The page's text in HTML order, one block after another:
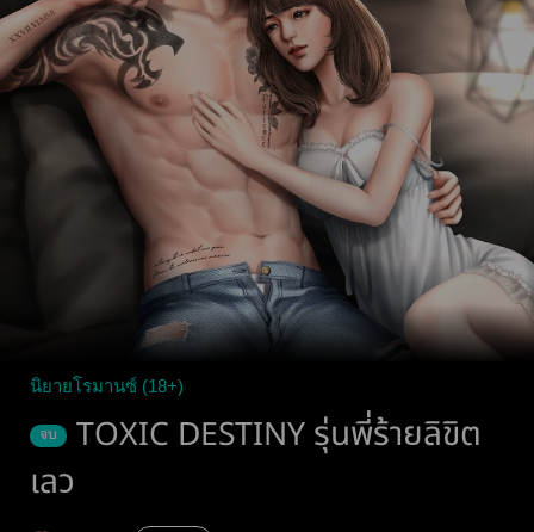
นิยายโรมานซ์ (18+)
จบ
TOXIC DESTINY รุ่นพี่ร้ายลิขิต
เลว